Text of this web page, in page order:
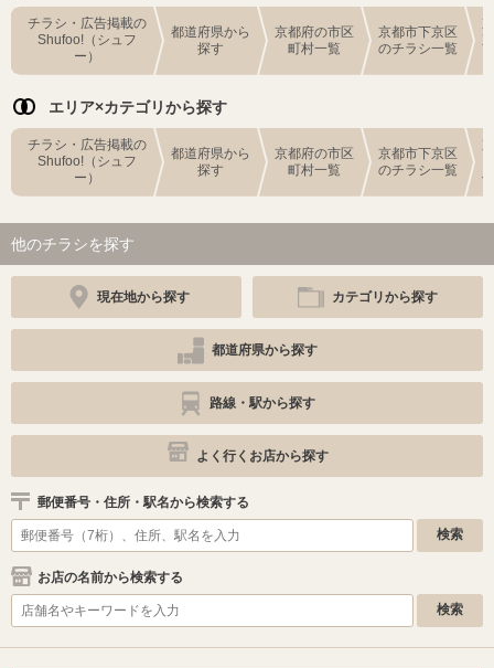
チラシ・広告掲載の
Shufoo!（シュフ
ー）
都道府県から
探す
京都府の市区
町村一覧
京都市下京区
のチラシ一覧
エリア×カテゴリから探す
チラシ・広告掲載の
Shufoo!（シュフ
ー）
都道府県から
探す
京都府の市区
町村一覧
京都市下京区
のチラシ一覧
他のチラシを探す
現在地から探す カテゴリから探す
都道府県から探す
路線・駅から探す
よく行くお店から探す
郵便番号・住所・駅名から検索する
お店の名前から検索する